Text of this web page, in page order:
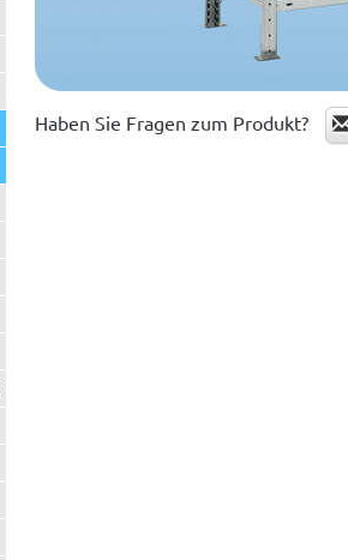
Haben Sie Fragen zum Produkt?